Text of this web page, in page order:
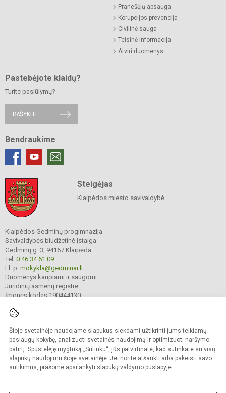
Šioje svetainėje naudojame slapukus siekdami užtikrinti jums teikiamų
paslaugų kokybę, analizuoti svetainės naudojimą ir optimizuoti naršymo
patirtį. Spustelėję mygtuką „Sutinku“, jūs patvirtinate, kad sutinkate su visų
slapukų naudojimu šioje svetainėje. Jei norite atšaukti arba pakeisti savo
sutikimus, prašome apsilankyti slapukų valdymo puslapyje.
Pranešėjų apsauga
Korupcijos prevencija
Civilinė sauga
Teisinė informacija
Atviri duomenys
Pastebėjote klaidų?
Turite pasiūlymų?
RAŠYKITE
Bendraukime
Steigėjas
Klaipėdos miesto savivaldybė
Klaipėdos Gedminų progimnazija
Savivaldybės biudžetinė įstaiga
Gedminų g. 3, 94167 Klaipėda
Tel. 0 46 34 61 09
El. p. mokykla@gedminai.lt
Duomenys kaupiami ir saugomi
Juridinių asmenų registre
Įmonės kodas 190444130
© 2025. Klaipėdos Gedminų progimnazija. Visos teisės saugomos.
Kopijuoti turinį be raštiško įstaigos administracijos sutikimo griežtai draudžiama.
Prieinamumo paraiška Slapukų valdymas
Sumanus būdas atnaujinti